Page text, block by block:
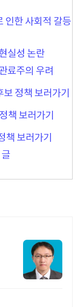
인한 사회적 갈등
실성 논란
료주의 우려
정책 보러가기
책 보러가기
책 보러가기